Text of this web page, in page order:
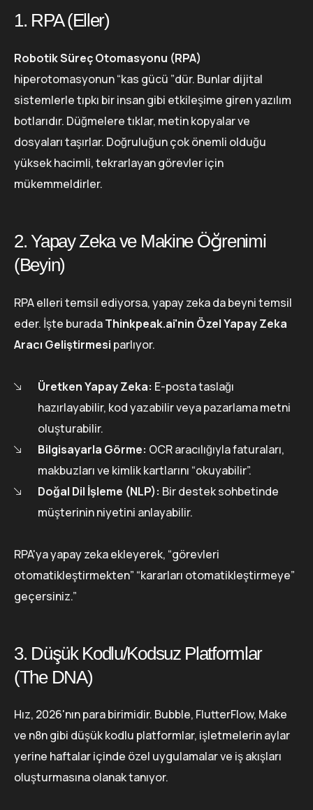
1. RPA (Eller)
Robotik Süreç Otomasyonu (RPA)
hiperotomasyonun “kas gücü ”dür. Bunlar dijital
sistemlerle tıpkı bir insan gibi etkileşime giren yazılım
botlarıdır. Düğmelere tıklar, metin kopyalar ve
dosyaları taşırlar. Doğruluğun çok önemli olduğu
yüksek hacimli, tekrarlayan görevler için
mükemmeldirler.
2. Yapay Zeka ve Makine Öğrenimi
(Beyin)
RPA elleri temsil ediyorsa, yapay zeka da beyni temsil
eder. İşte buradaThinkpeak.ai'nin Özel Yapay Zeka
Aracı Geliştirmesi parlıyor.
Üretken Yapay Zeka: E-posta taslağı
hazırlayabilir, kod yazabilir veya pazarlama metni
oluşturabilir.
Bilgisayarla Görme: OCR aracılığıyla faturaları,
makbuzları ve kimlik kartlarını “okuyabilir”.
Doğal Dil İşleme (NLP): Bir destek sohbetinde
müşterinin niyetini anlayabilir.
RPA'ya yapay zeka ekleyerek, “görevleri
otomatikleştirmekten” “kararları otomatikleştirmeye”
geçersiniz.”
3. Düşük Kodlu/Kodsuz Platformlar
(The DNA)
Hız, 2026'nın para birimidir. Bubble, FlutterFlow, Make
ve n8n gibi düşük kodlu platformlar, işletmelerin aylar
yerine haftalar içinde özel uygulamalar ve iş akışları
oluşturmasına olanak tanıyor.